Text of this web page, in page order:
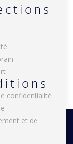
confidentialité
et de